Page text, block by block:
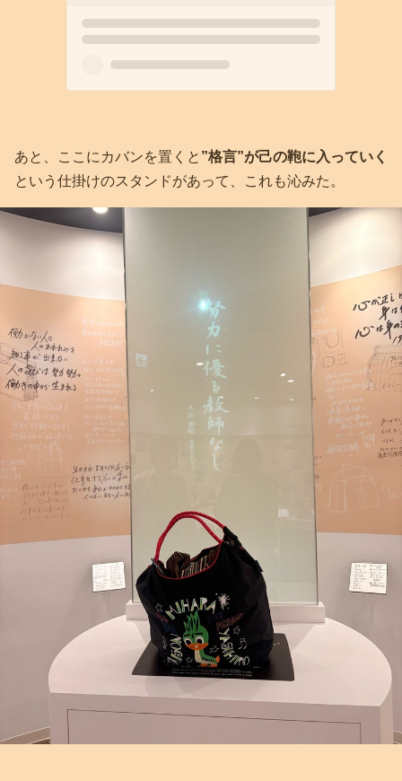
あと、ここにカバンを置くと ”格言”が己の鞄に入っていく
という仕掛けのスタンドがあって、これも沁みた。